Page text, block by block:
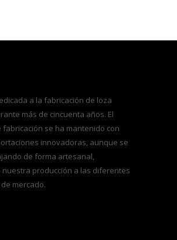
a la fabricación de loza
más de cincuenta años. El
fabricación se ha mantenido con
innovadoras, aunque se
de forma artesanal,
producción a las diferentes
mercado.